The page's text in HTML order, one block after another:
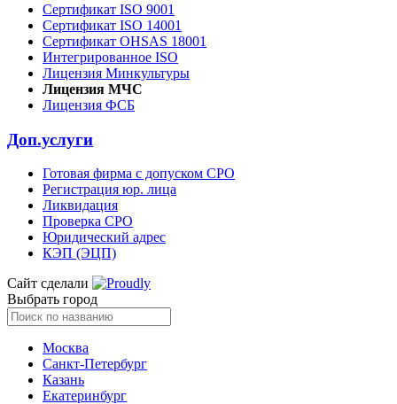
Сертификат ISO 9001
Сертификат ISO 14001
Сертификат OHSAS 18001
Интегрированное ISO
Лицензия Минкультуры
Лицензия МЧС
Лицензия ФСБ
Доп.услуги
Готовая фирма с допуском СРО
Регистрация юр. лица
Ликвидация
Проверка СРО
Юридический адрес
КЭП (ЭЦП)
Сайт сделали
Выбрать город
Москва
Санкт-Петербург
Казань
Екатеринбург